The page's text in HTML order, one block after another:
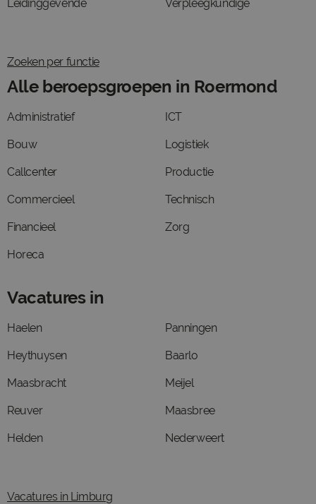
Leidinggevende Verpleegkundige
Zoeken per functie
Alle beroepsgroepen in Roermond
Administratief
Bouw
Callcenter
Commercieel
Financieel
Horeca
ICT
Logistiek
Productie
Technisch
Zorg
Vacatures in
Haelen
Heythuysen
Maasbracht
Reuver
Helden
Panningen
Baarlo
Meijel
Maasbree
Nederweert
Vacatures in Limburg